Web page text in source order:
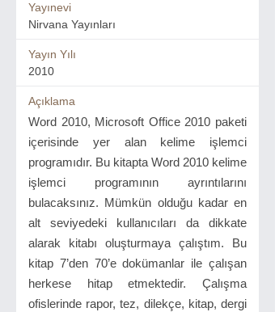
Yayınevi
Nirvana Yayınları
Yayın Yılı
2010
Açıklama
Word 2010, Microsoft Office 2010 paketi
içerisinde yer alan kelime işlemci
programıdır. Bu kitapta Word 2010 kelime
işlemci programının ayrıntılarını
bulacaksınız. Mümkün olduğu kadar en
alt seviyedeki kullanıcıları da dikkate
alarak kitabı oluşturmaya çalıştım. Bu
kitap 7’den 70’e dokümanlar ile çalışan
herkese hitap etmektedir. Çalışma
ofislerinde rapor, tez, dilekçe, kitap, dergi